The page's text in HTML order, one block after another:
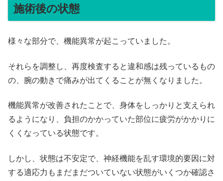
施術後の状態
様々な部分で、機能異常が起こっていました。
それらを調整し、再度検査すると違和感は残っているもの
の、腕の動きで痛みが出てくることが無くなりました。
機能異常が改善されたことで、身体をしっかりと支えられ
るようになり、負担のかかっていた部位に疲労がかかりに
くくなっている状態です。
しかし、状態は不安定で、神経機能を乱す環境的要因に対
する適応力もまだまだついていない状態がいくつか確認さ